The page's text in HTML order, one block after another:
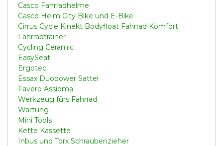
Casco Fahrradhelme
Casco Helm City Bike und E-Bike
Cirrus Cycle Kinekt Bodyfloat Fahrrad Komfort
Fahrradtrainer
Cycling Ceramic
EasySeat
Ergotec
Essax Duopower Sattel
Favero Assioma
Werkzeug fürs Fahrrad
Wartung
Mini Tools
Kette Kassette
Inbus und Torx Schraubenzieher